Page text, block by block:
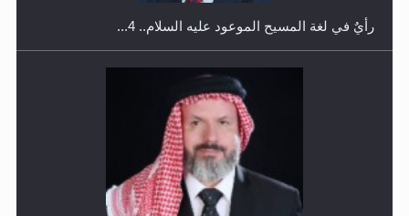
إتمام حفظ القرآن الكريم لثلاثة طلاب من مدرسة الحفظ في
رأيٌ في لغة المسيح الموعود عليه السلام.. 4...